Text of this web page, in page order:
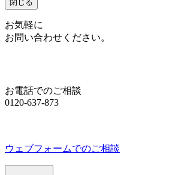
閉じる
お気軽に
お問い合わせください。
お電話でのご相談
0120-637-873
ウェブフォームでのご相談